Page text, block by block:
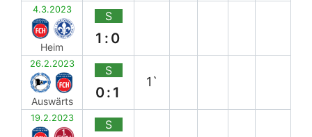
4.3.2023
Heim
S
1:0
26.2.2023
Auswärts
S
0:1
1`
19.2.2023 S